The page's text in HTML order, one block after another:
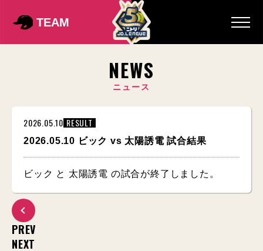
TEAM
NEWS
ニュース
2026.05.10 RESULT
2026.05.10 ビック vs 太陽誘電 試合結果
ビック と 太陽誘電 の試合が終了しました。
PREV
NEXT